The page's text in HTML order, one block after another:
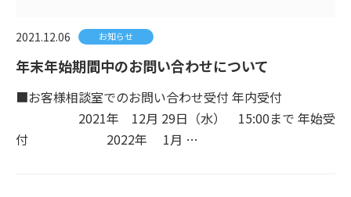
2021.12.06 お知らせ
年末年始期間中のお問い合わせについて
■お客様相談室でのお問い合わせ受付 年内受付
2021年 12月 29日（水） 15:00まで 年始受
付 2022年 1月 …